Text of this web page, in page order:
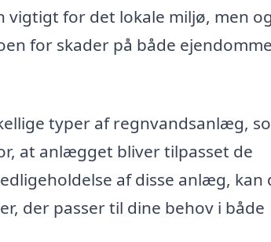
vigtigt for det lokale miljø, men
for skader på både
typer af regnvandsanlæg,
at anlægget bliver tilpasset de
af disse anlæg, kan
der passer til dine behov i både